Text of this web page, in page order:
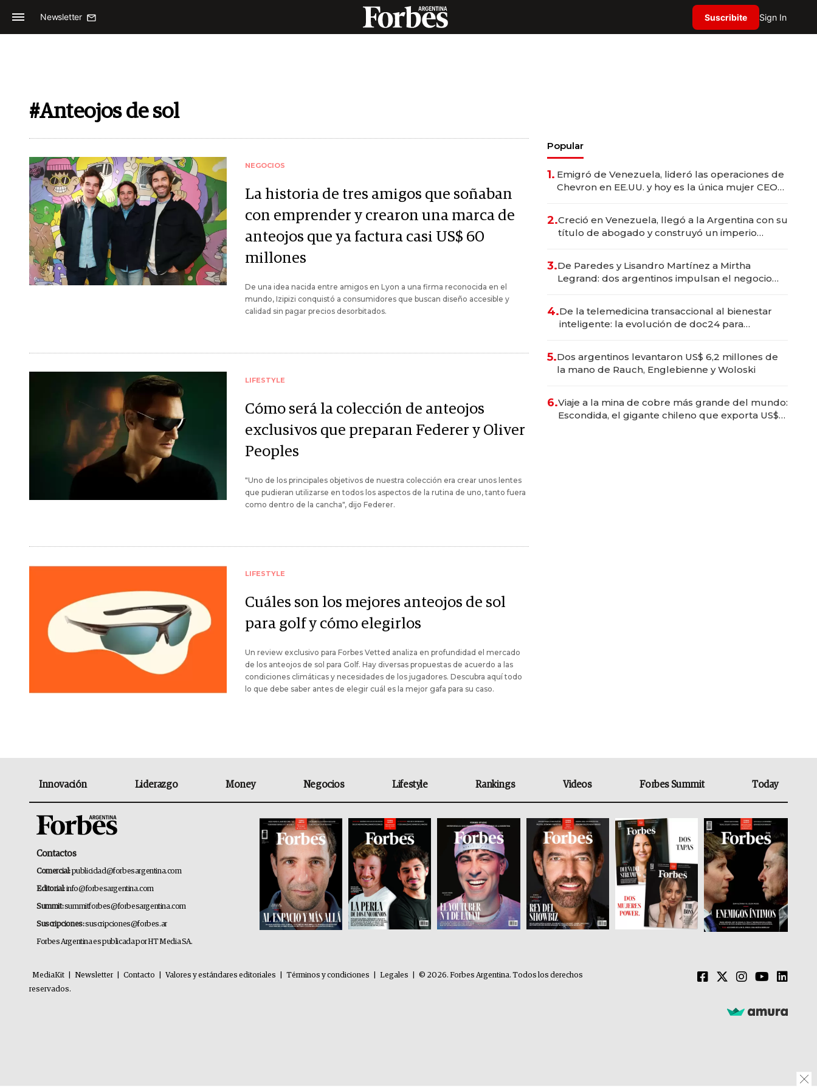
Newsletter Suscribite Sign In
#Anteojos de sol
NEGOCIOS
La historia de tres amigos que soñaban
con emprender y crearon una marca de
anteojos que ya factura casi US$ 60
millones
De una idea nacida entre amigos en Lyon a una firma reconocida en el
mundo, Izipizi conquistó a consumidores que buscan diseño accesible y
calidad sin pagar precios desorbitados.
LIFESTYLE
Cómo será la colección de anteojos
exclusivos que preparan Federer y Oliver
Peoples
"Uno de los principales objetivos de nuestra colección era crear unos lentes
que pudieran utilizarse en todos los aspectos de la rutina de uno, tanto fuera
como dentro de la cancha", dijo Federer.
LIFESTYLE
Cuáles son los mejores anteojos de sol
para golf y cómo elegirlos
Un review exclusivo para Forbes Vetted analiza en profundidad el mercado
de los anteojos de sol para Golf. Hay diversas propuestas de acuerdo a las
condiciones climáticas y necesidades de los jugadores. Descubra aquí todo
lo que debe saber antes de elegir cuál es la mejor gafa para su caso.
Popular
1. Emigró de Venezuela, lideró las operaciones de
Chevron en EE.UU. y hoy es la única mujer CEO
2.Creció en Venezuela, llegó a la Argentina con su
título de abogado y construyó un imperio
3.De Paredes y Lisandro Martínez a Mirtha
Legrand: dos argentinos impulsan el negocio
4.De la telemedicina transaccional al bienestar
inteligente: la evolución de doc24 para
5.Dos argentinos levantaron US$ 6,2 millones de
la mano de Rauch, Englebienne y Woloski
6.Viaje a la mina de cobre más grande del mundo:
Escondida, el gigante chileno que exporta US$
Innovación Liderazgo Money Negocios Lifestyle Rankings Videos Forbes Summit Today
Contactos
Comercial:publicidad@forbesargentina.com
Editorial:info@forbesargentina.com
Summit:summitforbes@forbesargentina.com
Suscripciones:suscripciones@forbes.ar
Forbes Argentina es publicada por HT Media SA.
MediaKit Newsletter Contacto Valores y estándares editoriales Términos y condiciones Legales
© 2026. Forbes Argentina. Todos los derechos
reservados.